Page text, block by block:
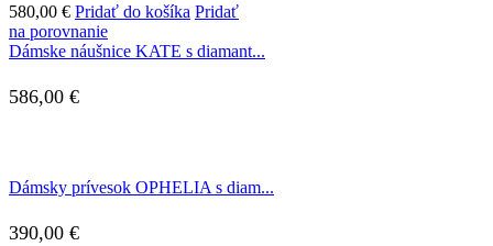
580,00 € Pridať do košíka Pridať
na porovnanie
Dámske náušnice KATE s diamant...
586,00 €
Dámsky prívesok OPHELIA s diam...
390,00 €